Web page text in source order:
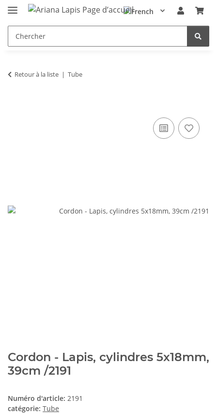
Retour à la liste Tube
Cordon - Lapis, cylindres 5x18mm,
39cm /2191
Numéro d'article: 2191
catégorie: Tube